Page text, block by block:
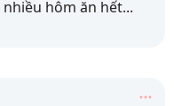
hôm ăn hết...